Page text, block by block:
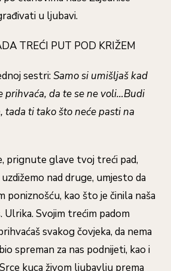
u ljubavi.
TREĆI PUT POD KRIŽEM
sestri:Samo si umišljaš kad
prihvaća, da te se ne voli…Budi
tada ti tako što neće pasti na
prignute glave tvoj treći pad,
nad druge, umjesto da
poniznošću, kao što je činila naša
Ulrika. Svojim trećim padom
svakog čovjeka, da nema
spreman za nas podnijeti, kao i
kuca živom ljubavlju prema